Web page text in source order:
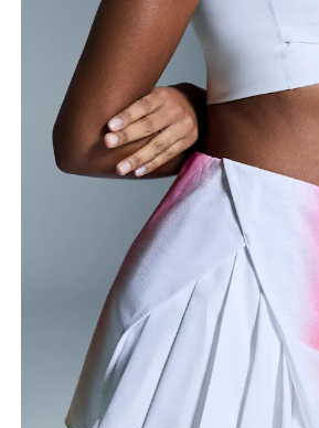
Glisser horizontalement pour en savoir plus
Entrejambe (taille S): 10.5 cm
Comment se mesurer